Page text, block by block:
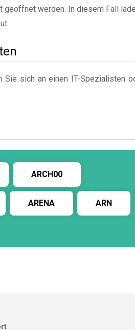
geöffnet werden. In diesem Fall
Sie sich an einen IT-Spezialisten
ARCH00
ARENA ARN